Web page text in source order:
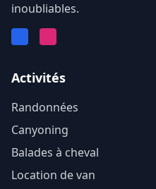
inoubliables.
Activités
Randonnées
Canyoning
Balades à cheval
Location de van